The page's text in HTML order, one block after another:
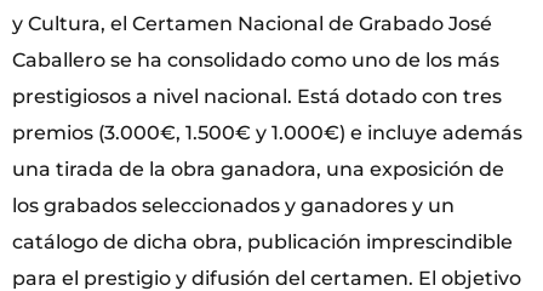
y Cultura, el Certamen Nacional de Grabado José
Caballero se ha consolidado como uno de los más
prestigiosos a nivel nacional. Está dotado con tres
premios (3.000€, 1.500€ y 1.000€) e incluye además
una tirada de la obra ganadora, una exposición de
los grabados seleccionados y ganadores y un
catálogo de dicha obra, publicación imprescindible
para el prestigio y difusión del certamen. El objetivo